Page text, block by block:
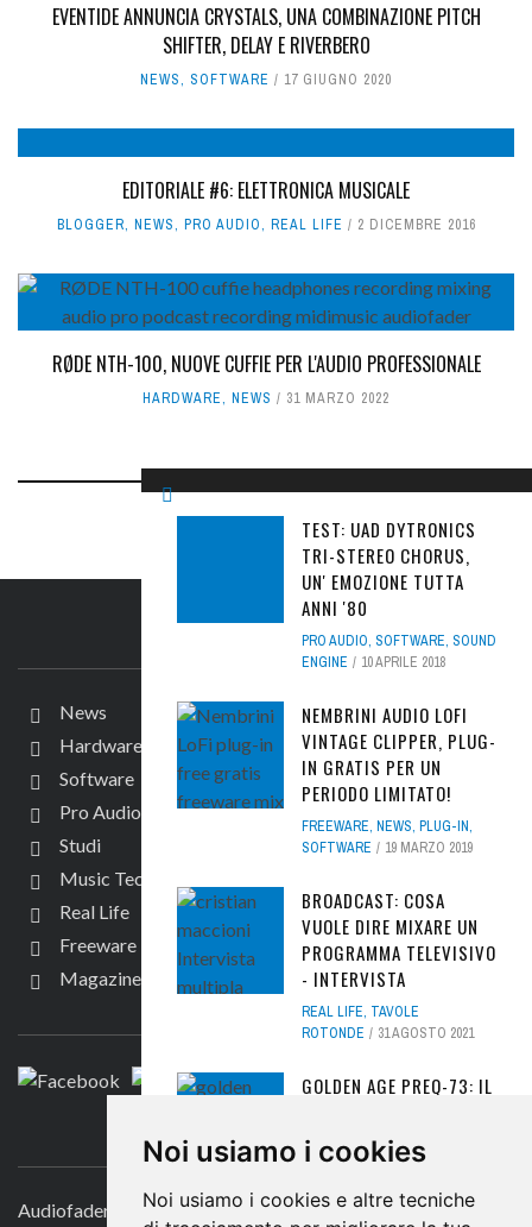
Noi usiamo i cookies
Noi usiamo i cookies e altre tecniche
EVENTIDE ANNUNCIA CRYSTALS, UNA COMBINAZIONE PITCH
SHIFTER, DELAY E RIVERBERO
NEWS, SOFTWARE 17 GIUGNO 2020
EDITORIALE #6: ELETTRONICA MUSICALE
BLOGGER, NEWS, PRO AUDIO, REAL LIFE 2 DICEMBRE 2016
RØDE NTH-100, NUOVE CUFFIE PER L'AUDIO PROFESSIONALE
HARDWARE, NEWS 31 MARZO 2022
TEST: UAD DYTRONICS
TRI-STEREO CHORUS,
UN' EMOZIONE TUTTA
ANNI '80
PRO AUDIO, SOFTWARE, SOUND
ENGINE
10 APRILE 2018
NEMBRINI AUDIO LOFI
VINTAGE CLIPPER, PLUG-
IN GRATIS PER UN
PERIODO LIMITATO!
FREEWARE, NEWS, PLUG-IN,
SOFTWARE
19 MARZO 2019
BROADCAST: COSA
VUOLE DIRE MIXARE UN
PROGRAMMA TELEVISIVO
- INTERVISTA
REAL LIFE, TAVOLE
ROTONDE
31 AGOSTO 2021
GOLDEN AGE PREQ-73: IL
SUONO - RECENSIONE
ENGINE TEST 6 MARZO 2024
IL SITO
News
Hardware
Software
Pro Audio
Studi
Music Tech
Real Life
Freeware
Magazine
SEGUICI
CONTATTACI
Audiofader.com